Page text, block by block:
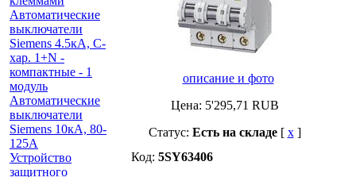
Автоматические
выключатели
Siemens 4.5кА, C-
хар. 1+N -
компактные - 1
модуль
Автоматические
выключатели
Siemens 10кА, 80-
125A
Устройство
защитного
описание и фото
Цена: 5'295,71 RUB
Статус: Есть на складе[ x]
Код: 5SY63406